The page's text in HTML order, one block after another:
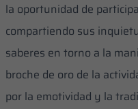
la oportunidad de
compartiendo sus
saberes en torno a la
broche de oro de la
por la emotividad y la